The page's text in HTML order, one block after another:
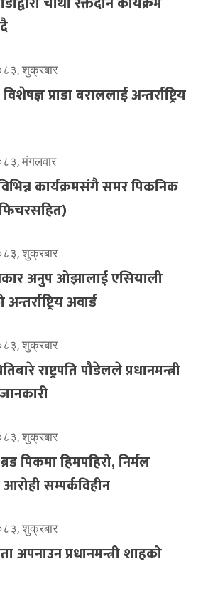
शुक्रबार
प्राडा बराललाई अन्तर्राष्ट्रिय
मंगलवार
कार्यक्रमसंगै समर पिकनिक
शुक्रबार
अनुप ओझालाई एसियाली
अवार्ड
शुक्रबार
राष्ट्रपति पौडेलले प्रधानमन्त्री
शुक्रबार
पिकमा हिमपहिरो, निर्मल
सम्पर्कविहीन
शुक्रबार
अपनाउन प्रधानमन्त्री शाहको